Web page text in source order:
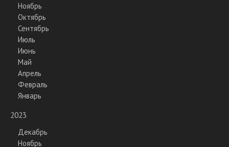
Ноябрь
Октябрь
Сентябрь
Июль
Июнь
Май
Апрель
Февраль
Январь
2023
Декабрь
Ноябрь